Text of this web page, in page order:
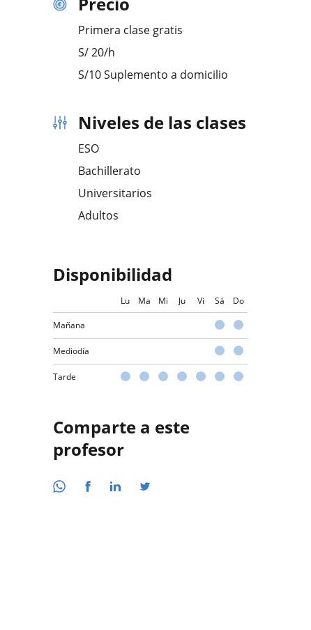
Primera clase gratis
S/20/h
S/10 Suplemento a domicilio
Niveles de las clases
ESO
Bachillerato
Universitarios
Adultos
Disponibilidad
Lu Ma Mi Ju Vi Sá Do
Mañana
Mediodía
Tarde
Comparte a este
profesor